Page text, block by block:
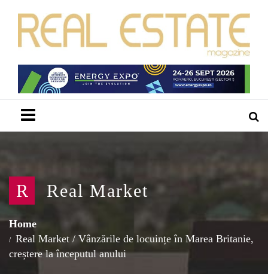
R Real Market
Home
Real Market / Vânzările de locuințe în Marea Britanie,
creștere la începutul anului